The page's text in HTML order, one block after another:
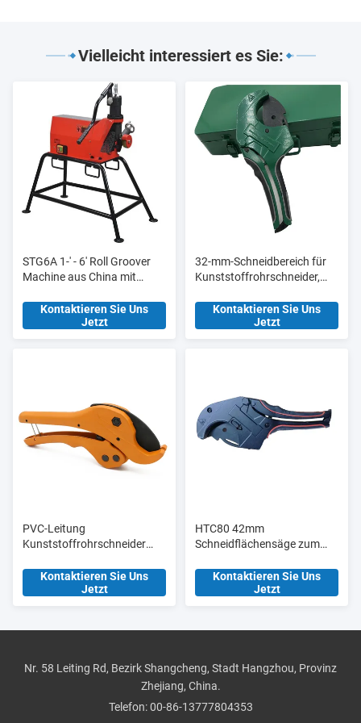
Vielleicht interessiert es Sie:
STG6A 1-' - 6' Roll Groover
Machine aus China mit
Hydraulikpumpe
Kontaktieren Sie Uns
Jetzt
32-mm-Schneidbereich für
Kunststoffrohrschneider,
für Fertigungsanlagen
Kontaktieren Sie Uns
Jetzt
PVC-Leitung
Kunststoffrohrschneider
Manuelle
Aluminiumlegierung Körper
Kontaktieren Sie Uns
Jetzt
HTC80 42mm
Schneidflächensäge zum
Rohrschneidern mit
Kontaktieren Sie Uns
Jetzt
Nr. 58 Leiting Rd, Bezirk Shangcheng, Stadt Hangzhou, Provinz
Zhejiang, China.
Telefon:00-86-13777804353